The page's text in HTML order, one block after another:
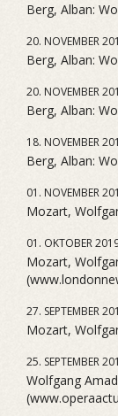
Berg, Alban:
20. NOVEMBER
Berg, Alban:
20. NOVEMBER
Berg, Alban:
18. NOVEMBER
Berg, Alban:
01. NOVEMBER
Mozart,
01. OKTOBER
Mozart,
27. SEPTEMBER
Mozart,
25. SEPTEMBER
Wolfgang